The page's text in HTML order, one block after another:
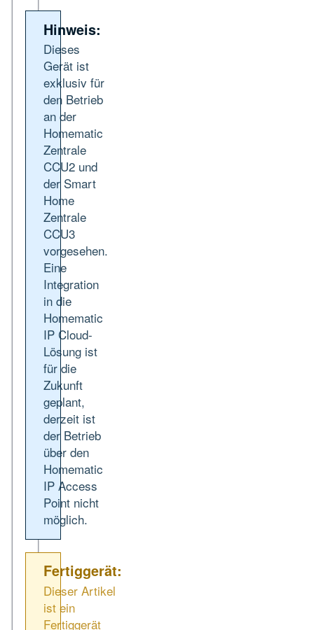
Hinweis:
Dieses
Gerät ist
exklusiv für
den Betrieb
an der
Homematic
Zentrale
CCU2 und
der Smart
Home
Zentrale
CCU3
vorgesehen.
Eine
Integration
in die
Homematic
IP Cloud-
Lösung ist
für die
Zukunft
geplant,
derzeit ist
der Betrieb
über den
Homematic
IP Access
Point nicht
möglich.
Fertiggerät:
Dieser Artikel
ist ein
Fertiggerät